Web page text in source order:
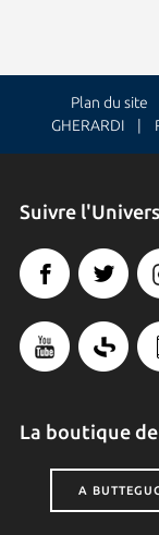
Plan du site
GHERARDI |
Suivre
La boutique
A